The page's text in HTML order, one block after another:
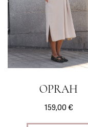
OPRAH
159,00€